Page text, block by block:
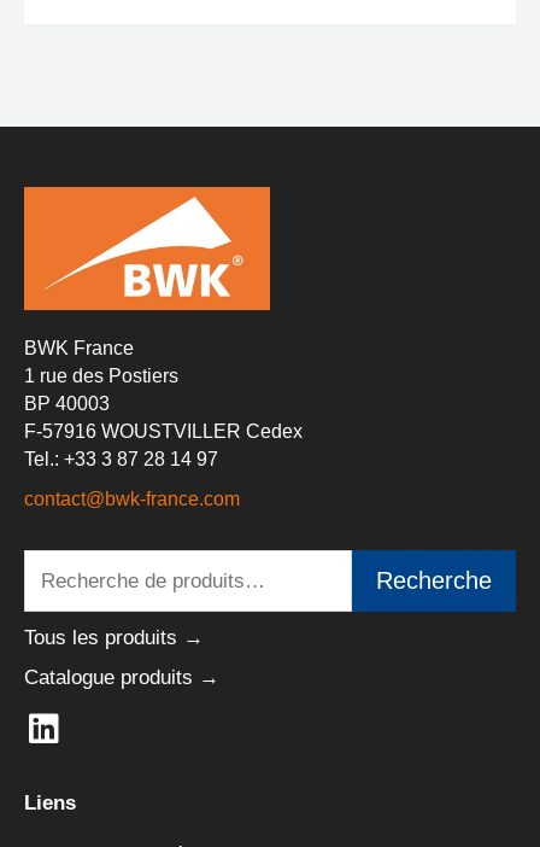
BWK France
1 rue des Postiers
BP 40003
F-57916 WOUSTVILLER Cedex
Tel.: +33 3 87 28 14 97
contact@bwk-france.com
pour :
Recherche
Tous les produits →
Catalogue produits →
L
i
k
Liens